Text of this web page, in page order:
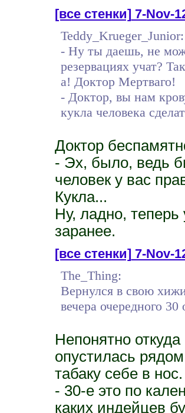
[все стенки]7-Nov-
Teddy_Krueger_Junior:
- Ну ты даешь, не
резервациях учат?
а! Доктор Мертваго!
- Доктор, вы нам
кукла человека
Доктор
- Эх, было, ведь
человек у вас
Кукла...
Ну, ладно,
заранее.
[все стенки]7-Nov-
The_Thing:
Вернулся в свою
вечера очередного 30
Непонятно
опустилась
табаку себе в
- 30-е это по
каких индейцев